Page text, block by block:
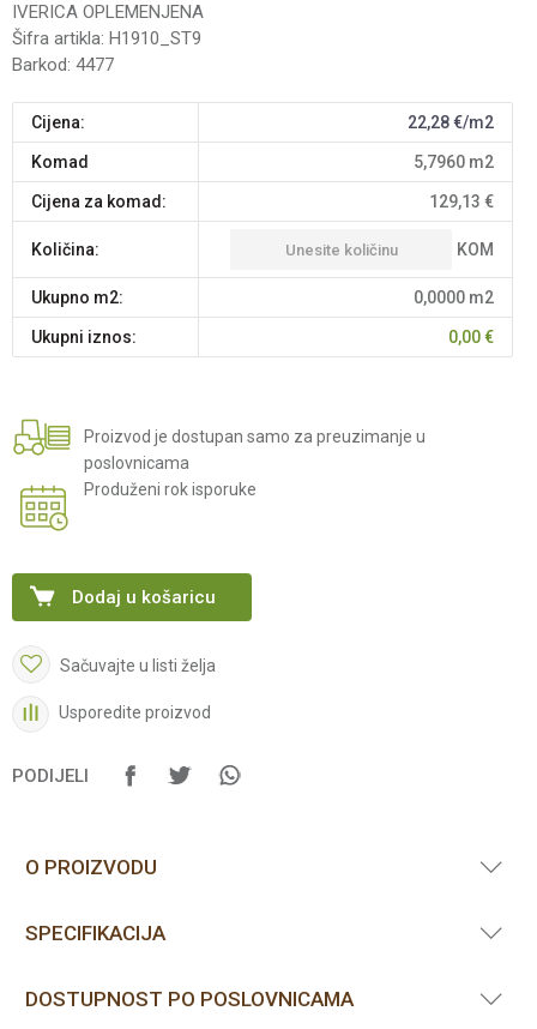
IVERICA OPLEMENJENA
Šifra artikla: H1910_ST9
Barkod: 4477
Cijena: 22,28€/m2
komad 5,7960 m2
Cijena za komad: 129,13 €
Količina: KOM
Ukupno m2: 0,0000 m2
Ukupni iznos: 0,00€
Proizvod je dostupan samo za preuzimanje u
poslovnicama
Produženi rok isporuke
Dodaj u košaricu
Sačuvajte u listi želja
Usporedite proizvod
PODIJELI
O PROIZVODU
SPECIFIKACIJA
DOSTUPNOST PO POSLOVNICAMA